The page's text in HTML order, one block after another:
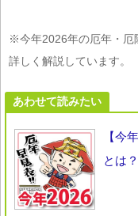
※今年2026年の厄年・厄
詳しく解説しています。
あわせて読みたい
【今
とは